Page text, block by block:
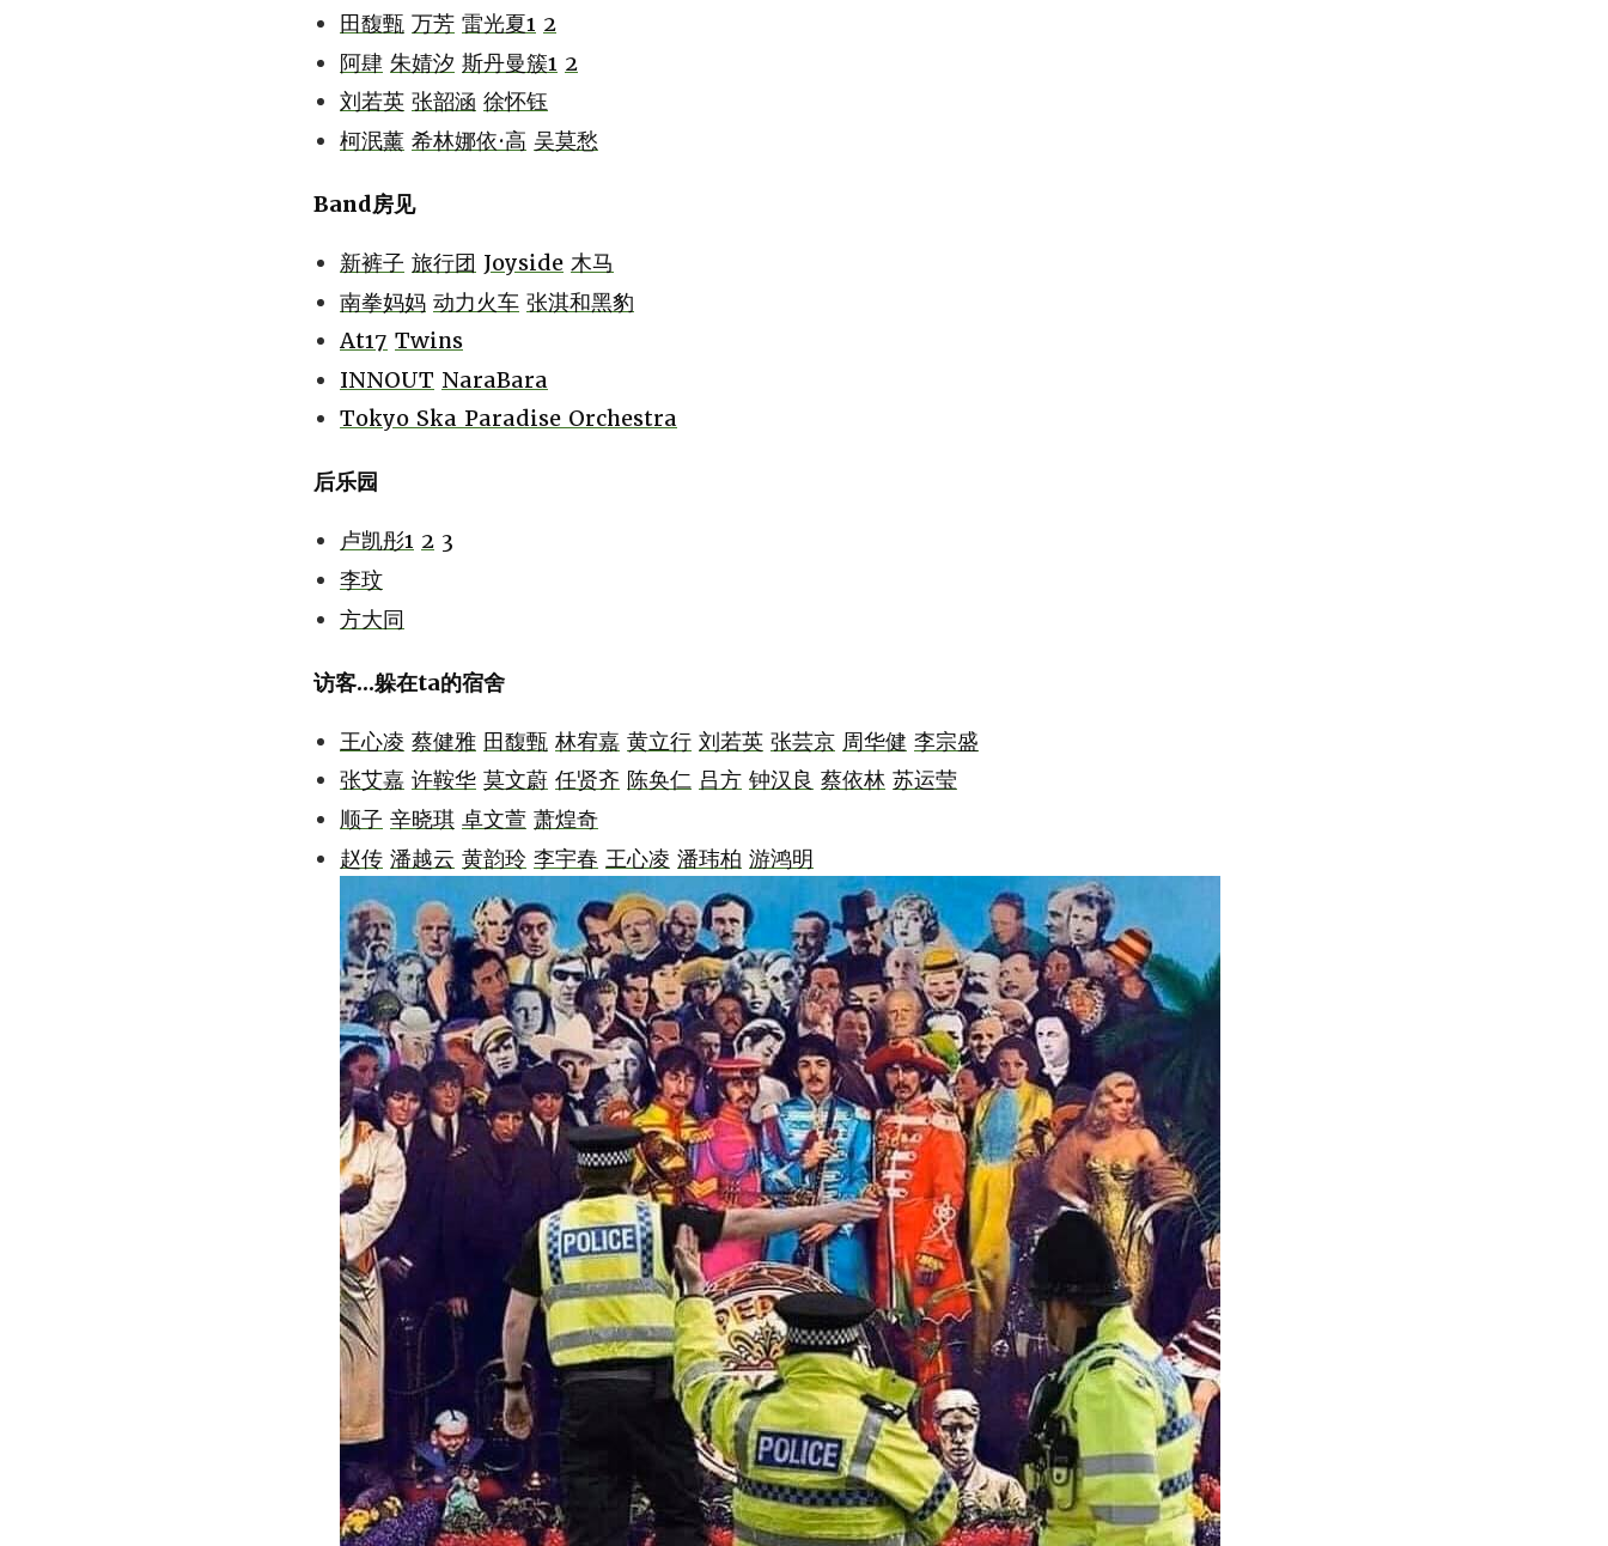
田馥甄 万芳 雷光夏1 2
阿肆 朱婧汐 斯丹曼簇1 2
刘若英 张韶涵 徐怀钰
柯泯薰 希林娜依·高 吴莫愁
Band房见
新裤子 旅行团 Joyside 木马
南拳妈妈 动力火车 张淇和黑豹
At17 Twins
INNOUT NaraBara
Tokyo Ska Paradise Orchestra
后乐园
卢凯彤1 2 3
李玟
方大同
访客...躲在ta的宿舍
王心凌 蔡健雅 田馥甄 林宥嘉 黄立行 刘若英 张芸京 周华健 李宗盛
张艾嘉 许鞍华 莫文蔚 任贤齐 陈奂仁 吕方 钟汉良 蔡依林 苏运莹
顺子 辛晓琪 卓文萱 萧煌奇
赵传 潘越云 黄韵玲 李宇春 王心凌 潘玮柏 游鸿明